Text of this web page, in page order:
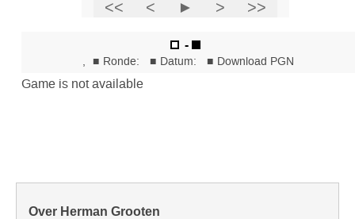
Over Herman Grooten